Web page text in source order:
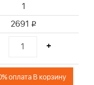
1
2691 i
+
оплата В корзину